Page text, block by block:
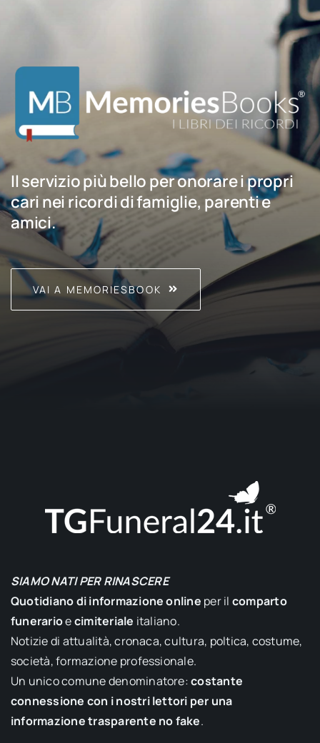
Il servizio più bello per onorare i propri
cari nei ricordi di famiglie, parenti e
amici.
VAI A MEMORIESBOOK
SIAMO NATI PER RINASCERE
Quotidiano di informazione online per il comparto
funerarioecimiteriale italiano.
Notizie di attualità, cronaca, cultura, poltica, costume,
società, formazione professionale.
Un unico comune denominatore:costante
connessione con i nostri lettori per una
informazione trasparente no fake.